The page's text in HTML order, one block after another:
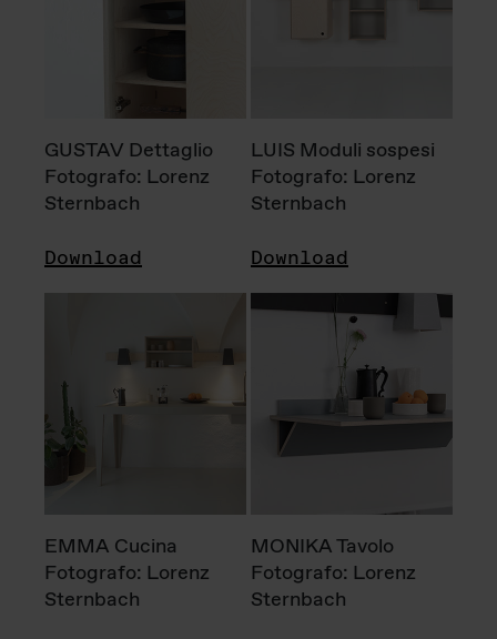
GUSTAV Dettaglio
Fotografo: Lorenz
Sternbach
Download
LUIS Moduli sospesi
Fotografo: Lorenz
Sternbach
Download
EMMA Cucina
Fotografo: Lorenz
Sternbach
MONIKA Tavolo
Fotografo: Lorenz
Sternbach